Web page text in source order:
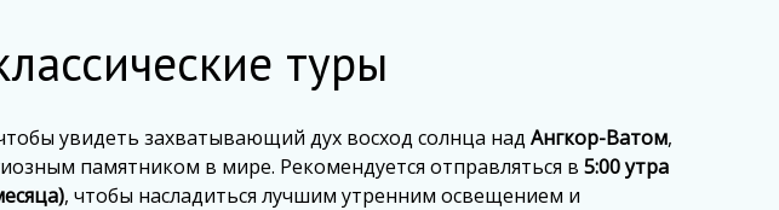
туры
увидеть захватывающий дух восход солнца над Ангкор-Ватом,
памятником в мире. Рекомендуется отправляться в 5:00 утра
, чтобы насладиться лучшим утренним освещением и